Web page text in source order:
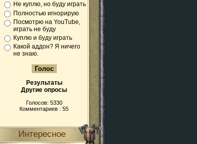
Не куплю, но буду играть
Полностью игнорирую
Посмотрю на YouTube,
играть не буду
Куплю и буду играть
Какой аддон? Я ничего
не знаю.
Результаты
Другие опросы
Голосов: 5330
Комментариев : 55
Интересное